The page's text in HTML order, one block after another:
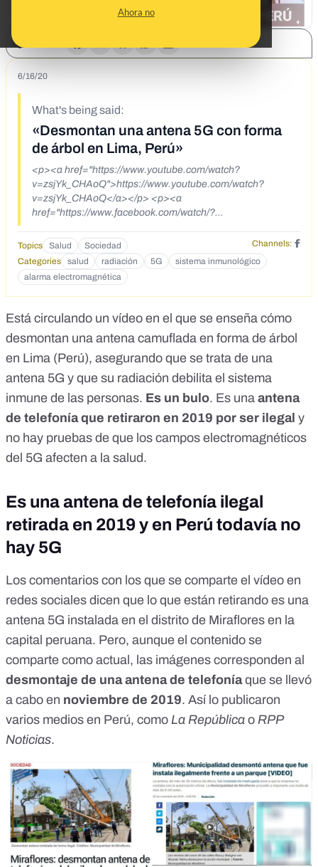
Ahora no
6/16/20
What's being said:
«Desmontan una antena 5G con forma
de árbol en Lima, Perú»
<p><a href="https://www.youtube.com/watch?
v=zsjYk_CHAoQ">https://www.youtube.com/watch?
v=zsjYk_CHAoQ</a></p> <p><a
href="https://www.facebook.com/watch/?
_id=6ed73341-a8e6-4fc6-bd1f-
6d9600ecf995&amp;q=desmontan%20las%20antenas%20
asesinas">https://www.facebook.com/watch/?
ref=search&amp;v=3281967535199545&amp;external_log
_id=6ed73341-a8e6-4fc6-bd1f-
6d9600ecf995&amp;q=desmontan%20las%20antenas%20
asesinas</a></p>
Topics Salud Sociedad
Channels:
Categories
salud radiación 5G
sistema inmunológico
alarma electromagnética
Está circulando un vídeo en el que se enseña cómo
desmontan una antena camuflada en forma de árbol
en Lima (Perú), asegurando que se trata de una
antena 5G y que su radiación debilita el sistema
inmune de las personas. Es un bulo. Es una antena
de telefonía que retiraron en 2019 por ser ilegal y
no hay pruebas de que los campos electromagnéticos
del 5G afecten a la salud.
Es una antena de telefonía ilegal
retirada en 2019 y en Perú todavía no
hay 5G
Los comentarios con los que se comparte el vídeo en
redes sociales dicen que lo que están retirando es una
antena 5G instalada en el distrito de Miraflores en la
capital peruana. Pero, aunque el contenido se
comparte como actual, las imágenes corresponden al
desmontaje de una antena de telefoníaque se llevó
a cabo en noviembre de 2019. Así lo publicaron
varios medios en Perú, como La República o RPP
Noticias.